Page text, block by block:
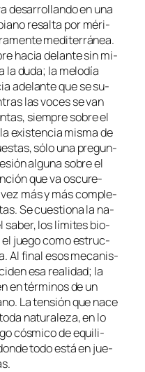
de­sa­rro­llan­do en una
re­sal­ta por mé­ri­
me­di­te­rrá­nea.
ha­cia de­lan­te sin mi­
la du­da; la me­lo­día
ade­lan­te que se su­
las vo­ces se van
siem­pre so­bre el
exis­ten­cia mis­ma de
só­lo una pre­gun­
al­gu­na so­bre el
que va os­cu­re­
más y más com­ple­
Se cues­tio­na la na­
sa­ber, los lí­mi­tes bio­
el jue­go co­mo es­truc­
Al fi­nal esos me­ca­nis­
esa reali­dad; la
en tér­mi­nos de un
La ten­sión que na­ce
na­tu­ra­le­za, en lo
cós­mi­co de equi­li­
to­do es­tá en jue­